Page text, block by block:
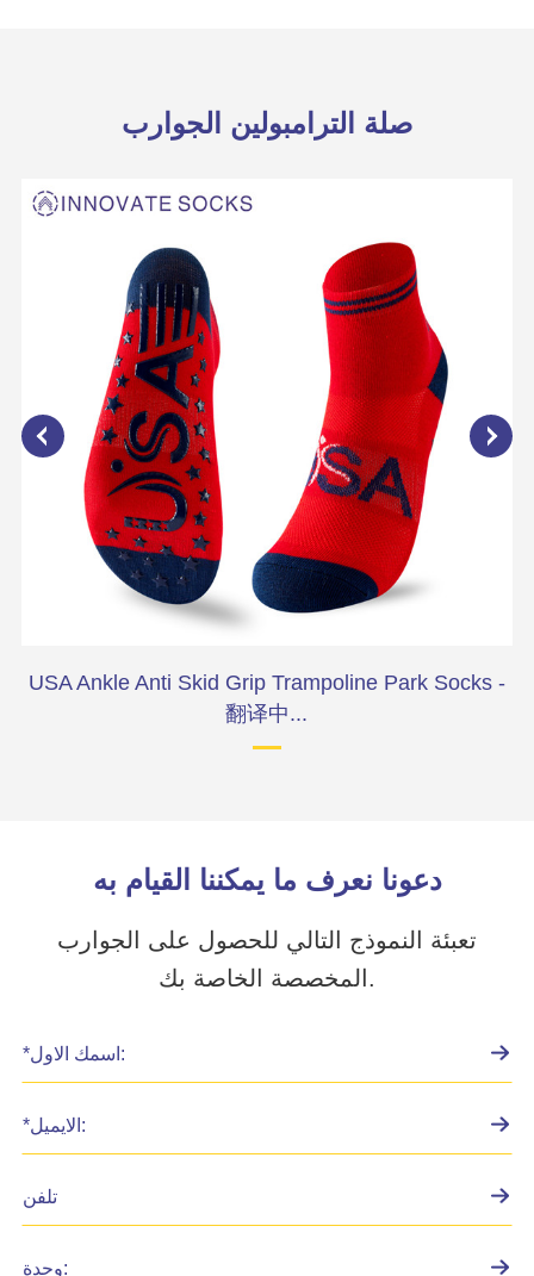
صلة الترامبولين الجوارب
USA Ankle Anti Skid Grip Trampoline Park Socks -
翻译中...
دعونا نعرف ما يمكننا القيام به
تعبئة النموذج التالي للحصول على الجوارب
المخصصة الخاصة بك.